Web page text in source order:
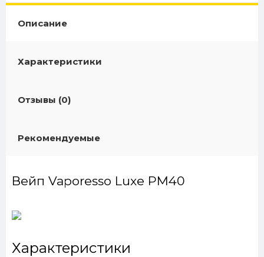
Описание
Характеристики
Отзывы (0)
Рекомендуемые
Вейп Vaporesso Luxe PM40
Характеристики